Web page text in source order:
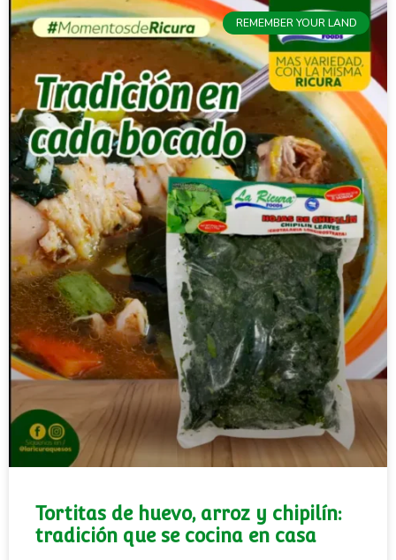
REMEMBER YOUR LAND
Tortitas de huevo, arroz y chipilín:
tradición que se cocina en casa